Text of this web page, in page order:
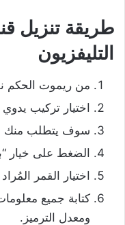
طريقة تنزيل
التليفزيون
من ريموت الحكم
اختيار تركيب
سوف يتطلب منك
الضغط على خيار
اختيار القمر
كتابة جميع
ومعدل الترميز.